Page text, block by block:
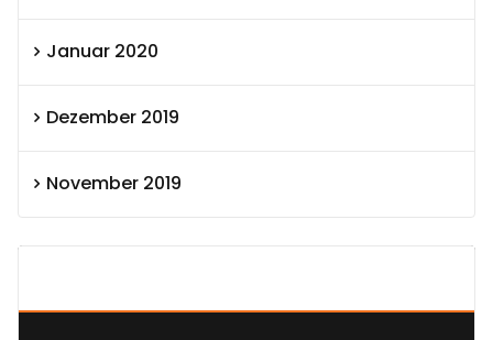
Januar 2020
Dezember 2019
November 2019